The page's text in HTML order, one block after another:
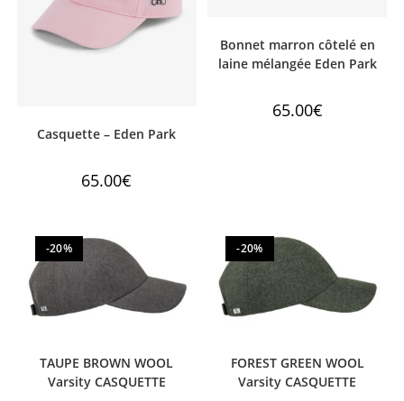
Casquette – Eden Park
65.00€
Bonnet marron côtelé en
laine mélangée Eden Park
65.00€
-20%
TAUPE BROWN WOOL
Varsity CASQUETTE
-20%
FOREST GREEN WOOL
Varsity CASQUETTE